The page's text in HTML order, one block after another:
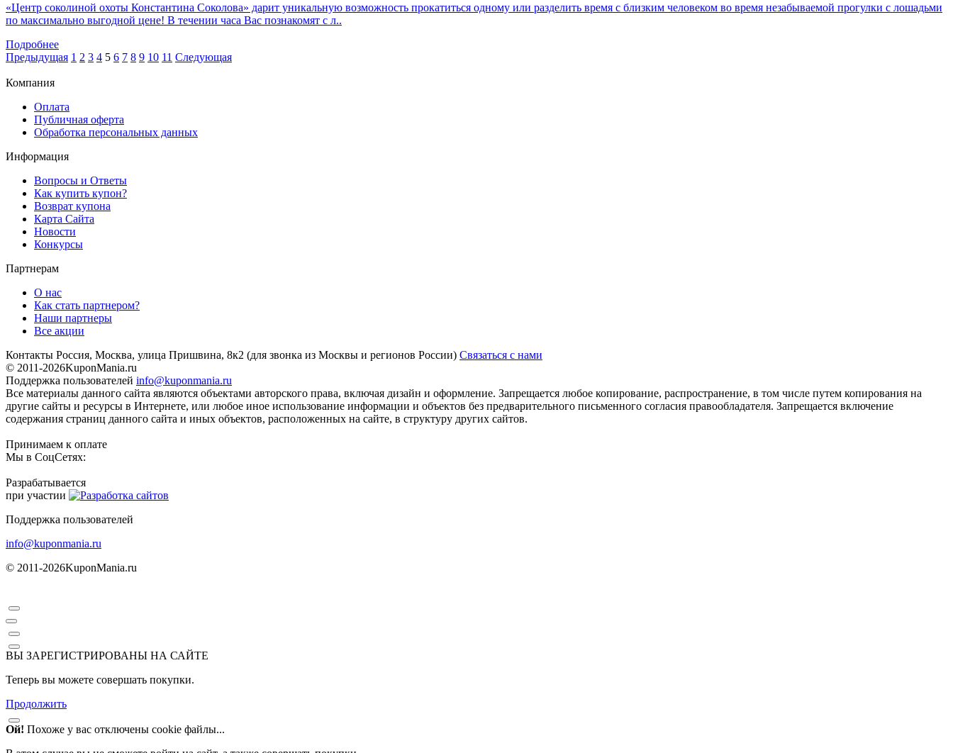
«Центр соколиной охоты Константина Соколова» дарит уникальную возможность прокатиться одному или разделить время с близким человеком во время незабываемой прогулки с лошадьми
по максимально выгодной цене! В течении часа Вас познакомят с л..
Подробнее
Предыдущая 1 2 3 4 5 6 7 8 9 10 11 Следующая
Компания
Оплата
Публичная оферта
Обработка персональных данных
Информация
Вопросы и Ответы
Как купить купон?
Возврат купона
Карта Сайта
Новости
Конкурсы
Партнерам
О нас
Как стать партнером?
Наши партнеры
Все акции
Контакты Россия, Москва, улица Пришвина, 8к2 (для звонка из Москвы и регионов России) Связаться с нами
© 2011-2026KuponMania.ru
Поддержка пользователей info@kuponmania.ru
Все материалы данного сайта являются объектами авторского права, включая дизайн и оформление. Запрещается любое копирование, распространение, в том числе путем копирования на
другие сайты и ресурсы в Интернете, или любое иное использование информации и объектов без предварительного письменного согласия правообладателя. Запрещается включение
содержания страниц данного сайта и иных объектов, расположенных на сайте, в структуру других сайтов.
Принимаем к оплате
Мы в СоцСетях:
Разрабатывается
при участии
Поддержка пользователей
info@kuponmania.ru
© 2011-2026KuponMania.ru
ВЫ ЗАРЕГИСТРИРОВАНЫ НА САЙТЕ
Теперь вы можете совершать покупки.
Продолжить
Ой! Похоже у вас отключены cookie файлы...